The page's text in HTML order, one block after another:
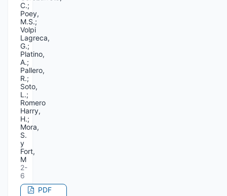
C.;
Poey,
M.S.;
Volpi
Lagreca,
G.;
Platino,
A.;
Pallero,
R.;
Soto,
L.;
Romero
Harry,
H.;
Mora,
S.
y
Fort,
M
2-
6
PDF